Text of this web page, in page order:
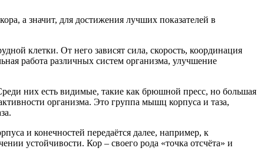
а значит, для достижения лучших показателей в
клетки. От него зависят сила, скорость, координация
работа различных систем организма, улучшение
них есть видимые, такие как брюшной пресс, но большая
организма. Это группа мышц корпуса и таза,
и конечностей передаётся далее, например, к
устойчивости. Кор – своего рода «точка отсчёта» и